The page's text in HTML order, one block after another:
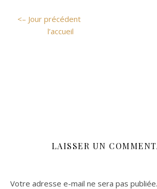
<– Jour précédent
l’accueil
LAISSER UN
Votre adresse e-mail ne sera pas publiée.